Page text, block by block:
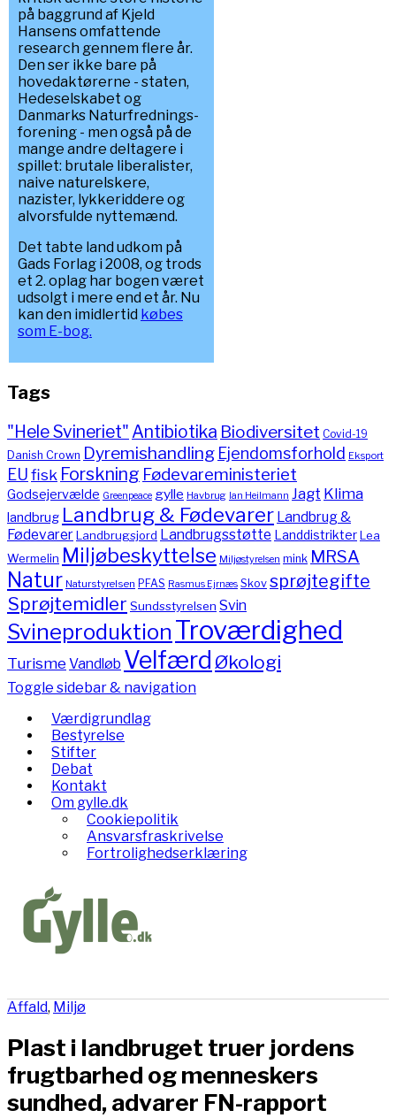
på baggrund af Kjeld
Hansens omfattende
research gennem flere år.
Den ser ikke bare på
hovedaktørerne - staten,
Hedeselskabet og
Danmarks Naturfrednings-
forening - men også på de
mange andre deltagere i
spillet: brutale liberalister,
naive naturelskere,
nazister, lykkeriddere og
alvorsfulde nyttemænd.
Det tabte land udkom på
Gads Forlag i 2008, og trods
et 2. oplag har bogen været
udsolgt i mere end et år. Nu
kan den imidlertid købes
som E-bog.
Tags
"Hele Svineriet" Antibiotika Biodiversitet Covid-19
Danish Crown Dyremishandling Ejendomsforhold Eksport
EUfisk Forskning Fødevareministeriet
Godsejervælde Greenpeace gylle Havbrug Ian Heilmann Jagt Klima
landbrug Landbrug & Fødevarer Landbrug &
FødevarerLandbrugsjord Landbrugsstøtte LanddistrikterLea
Wermelin Miljøbeskyttelse Miljøstyrelsen mink MRSA
Natur Naturstyrelsen PFAS Rasmus Ejrnæs Skov sprøjtegifte
Sprøjtemidler Sundsstyrelsen Svin
Svineproduktion Troværdighed
TurismeVandløb Velfærd Økologi
Toggle sidebar & navigation
Værdigrundlag
Bestyrelse
Stifter
Debat
Kontakt
Om gylle.dk
Cookiepolitik
Ansvarsfraskrivelse
Fortrolighedserklæring
Affald, Miljø
Plast i landbruget truer jordens
frugtbarhed og menneskers
sundhed, advarer FN-rapport